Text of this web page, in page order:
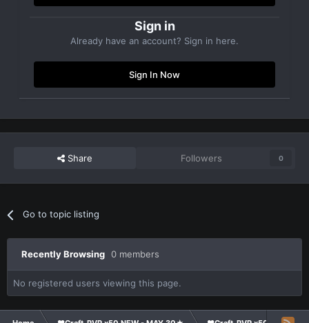
Sign in
Already have an account? Sign in here.
Sign In Now
Share Followers 0
Go to topic listing
Recently Browsing 0 members
No registered users viewing this page.